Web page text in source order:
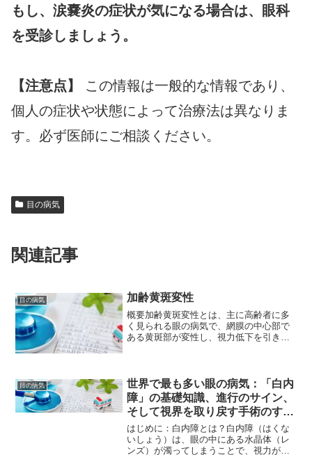
もし、涙嚢炎の症状が気になる場合は、眼科
を受診しましょう。
【注意点】
この情報は一般的な情報であり、
個人の症状や状態によって治療法は異なりま
す。必ず医師にご相談ください。
目の病気
関連記事
目の病気 加齢黄斑変性
概要加齢黄斑変性とは、主に高齢者に多
く見られる眼の病気で、網膜の中心部で
ある黄斑部が変性し、視力低下を引き起
支障をきたす可能性がありま...
目の病気
世界で最も多い眼の病気：「白内
障」の基礎知識、進行のサイン、
そして視界を取り戻す手術のすべ
て
はじめに：白内障とは？白内障（はくな
いしょう）は、眼の中にある水晶体（レ
ンズ）が濁ってしまうことで、視力が低